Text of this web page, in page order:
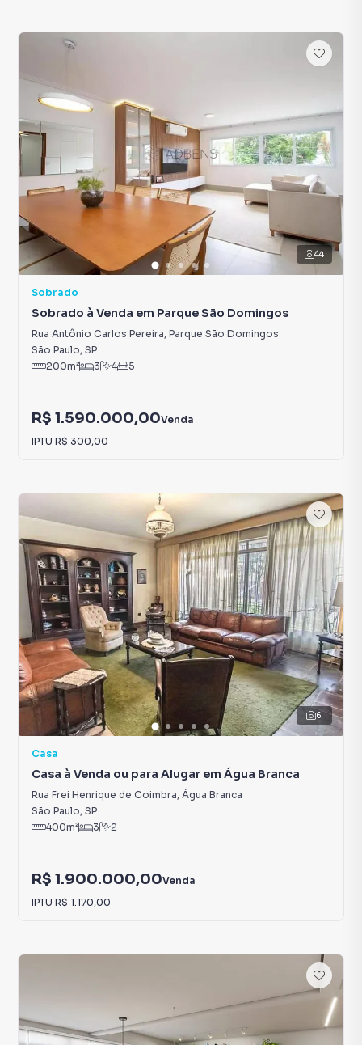
44
Sobrado
Sobrado à Venda em Parque São Domingos
Rua Antônio Carlos Pereira, Parque São Domingos
São Paulo, SP
200m² 3 4 5
R$ 1.590.000,00Venda
IPTU R$ 300,00
6
Casa
Casa à Venda ou para Alugar em Água Branca
Rua Frei Henrique de Coimbra, Água Branca
São Paulo, SP
400m² 3 2
R$ 1.900.000,00Venda
IPTU R$ 1.170,00